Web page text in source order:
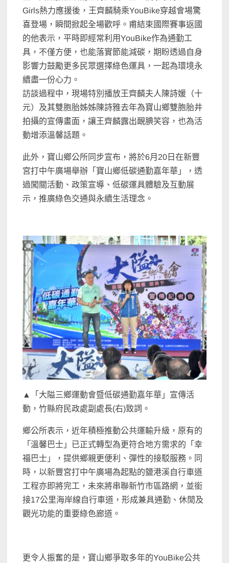
Girls熱力應援後，王齊麟騎乘YouBike穿越會場驚
喜登場，瞬間掀起全場歡呼。甫結束國際賽事返國
的他表示，平時即經常利用YouBike作為通勤工
具，不僅方便，也能落實節能減碳，期盼透過自身
影響力鼓勵更多民眾選擇綠色運具，一起為環境永
續盡一份心力。
訪談過程中，現場特別播放王齊麟夫人陳詩媛（十
元）及其雙胞胎姊姊陳詩雅去年為寶山鄉雙胞胎井
拍攝的宣傳畫面，讓王齊麟露出靦腆笑容，也為活
動增添溫馨話題。
此外，寶山鄉公所同步宣布，將於6月20日在新豐
宮打中午廣場舉辦「寶山鄉低碳通勤嘉年華」，透
過闖關活動、政策宣導、低碳運具體驗及互動展
示，推廣綠色交通與永續生活理念。
▲「大隘三鄉運動會暨低碳通勤嘉年華」宣傳活
動，竹縣府民政處副處長(右)致詞。
鄉公所表示，近年積極推動公共運輸升級，原有的
「溫馨巴士」已正式轉型為更符合地方需求的「幸
福巴士」，提供鄉親更便利、彈性的接駁服務。同
時，以新豐宮打中午廣場為起點的鹽港溪自行車道
工程亦即將完工，未來將串聯新竹市區路網，並銜
接17公里海岸線自行車道，形成兼具通勤、休閒及
觀光功能的重要綠色廊道。
更令人振奮的是，寶山鄉爭取多年的YouBike公共